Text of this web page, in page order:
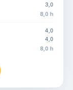
3,0
8,0 h
4,0
4,0
8,0 h